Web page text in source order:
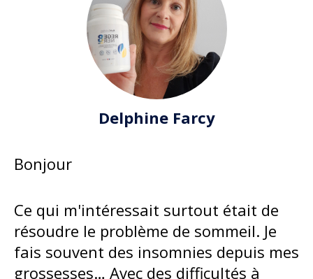
Delphine Farcy
Bonjour
Ce qui m'intéressait surtout était de
résoudre le problème de sommeil. Je
fais souvent des insomnies depuis mes
grossesses… Avec des difficultés à